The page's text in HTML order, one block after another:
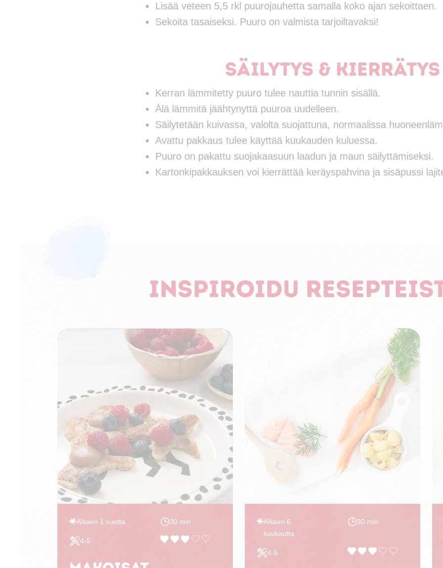
Lisää veteen 5,5 rkl puurojauhetta samalla koko ajan sekoittaen.
Sekoita tasaiseksi. Puuro on valmista tarjoiltavaksi!
Säilytys & Kierrätys
Kerran lämmitetty puuro tulee nauttia tunnin sisällä.
Älä lämmitä jäähtynyttä puuroa uudelleen.
Säilytetään kuivassa, valolta suojattuna, normaalissa
Avattu pakkaus tulee käyttää kuukauden kuluessa.
Puuro on pakattu suojakaasuun laadun ja maun säilyttämiseksi.
Kartonkipakkauksen voi kierrättää keräyspahvina ja sisäpussi
Inspiroidu
Alkaen 1 vuotta 30 min
4-5
Alkaen 6
kuukautta
30 min
4-5